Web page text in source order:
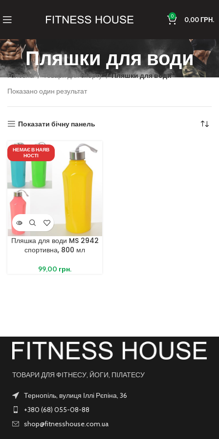
0 0,00ГРН.
Пляшки для води
Головна Товари для спорту
Пляшки для води
Показано один результат
Показати бічну панель
НЕМАЄ В НАЯВ
НОСТІ
Пляшка для води MS 2942
спортивна, 800 мл
99,00 грн.
ТОВАРИ ДЛЯ ФІТНЕСУ, ЙОГИ, ПІЛАТЕСУ
Тернопіль, вулиця Іллі Рєпіна, 36
+380 (68) 055-08-88
shop@fitnesshouse.com.ua